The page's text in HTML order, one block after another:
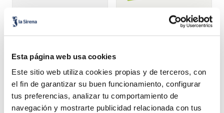
Esta página web usa cookies
Este sitio web utiliza cookies propias y de terceros, con
el fin de garantizar su buen funcionamiento, configurar
tus preferencias, analizar tu comportamiento de
navegación y mostrarte publicidad relacionada con tus
Sorbete mango sin
azúcares añadidos
Vegano
Sin azucares añadidos
3,49 € Caja 6 u 360 ml
Añadir
Calippo super mix
4,99 €
COMBINABLE
Caja 5 u 525 ml
Añadir